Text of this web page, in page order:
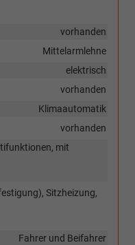
vorhanden
Mittelarmlehne
elektrisch
vorhanden
Klimaautomatik
vorhanden
mit
Sitzheizung,
Fahrer und Beifahrer